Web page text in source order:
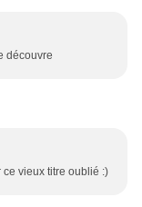
découvre
vieux titre oublié :)